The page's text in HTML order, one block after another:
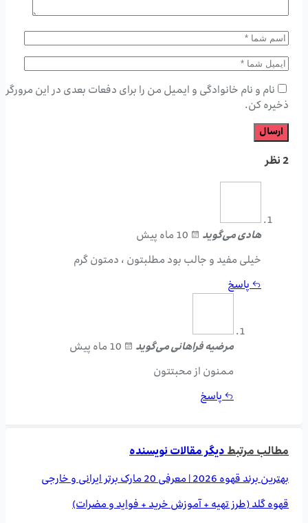
نام و نام خانوادگی و ایمیل من را برای دفعات بعدی در این مرورگر
ذخیره کن.
2 نظر
هادیمی‌گوید
خیلی مفید و جالب بود مطلبتون ، دمتون گرم
پاسخ
مرضیه فراهانیمی‌گوید
ممنون از محبتتون
پاسخ
مطالب مرتبطدیگر مقالات نویسنده
بهترین برند قهوه 2026 | معرفی 20 مارک برتر ایرانی و خارجی
قهوه گلد (طرز تهیه + آموزش خرید + فواید و مضرات)